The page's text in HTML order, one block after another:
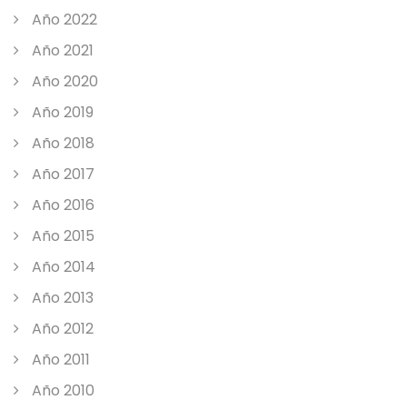
Año 2022
Año 2021
Año 2020
Año 2019
Año 2018
Año 2017
Año 2016
Año 2015
Año 2014
Año 2013
Año 2012
Año 2011
Año 2010